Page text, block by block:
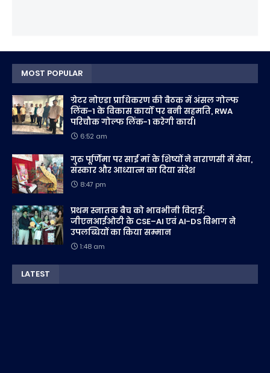
MOST POPULAR
ग्रेटर नोएडा प्राधिकरण की बैठक में अंसल गोल्फ
लिंक-1 के विकास कार्यों पर बनी सहमति, RWA
परिचौक गोल्फ लिंक-1 करेगी कार्य।
6:52 am
गुरु पूर्णिमा पर साईं माँ के शिष्यों ने वाराणसी में सेवा,
संस्कार और आध्यात्म का दिया संदेश
8:47 pm
प्रथम स्नातक बैच को भावभीनी विदाई:
जीएनआईओटी के CSE–AI एवं AI-DS विभाग ने
उपलब्धियों का किया सम्मान
1:48 am
LATEST